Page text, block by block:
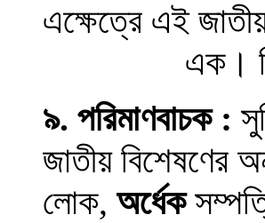
এক্ষেত্রে এই
এক ।
৯. পরিমাণবাচক:
জাতীয় বিশেষণের
লোক, অর্ধেক